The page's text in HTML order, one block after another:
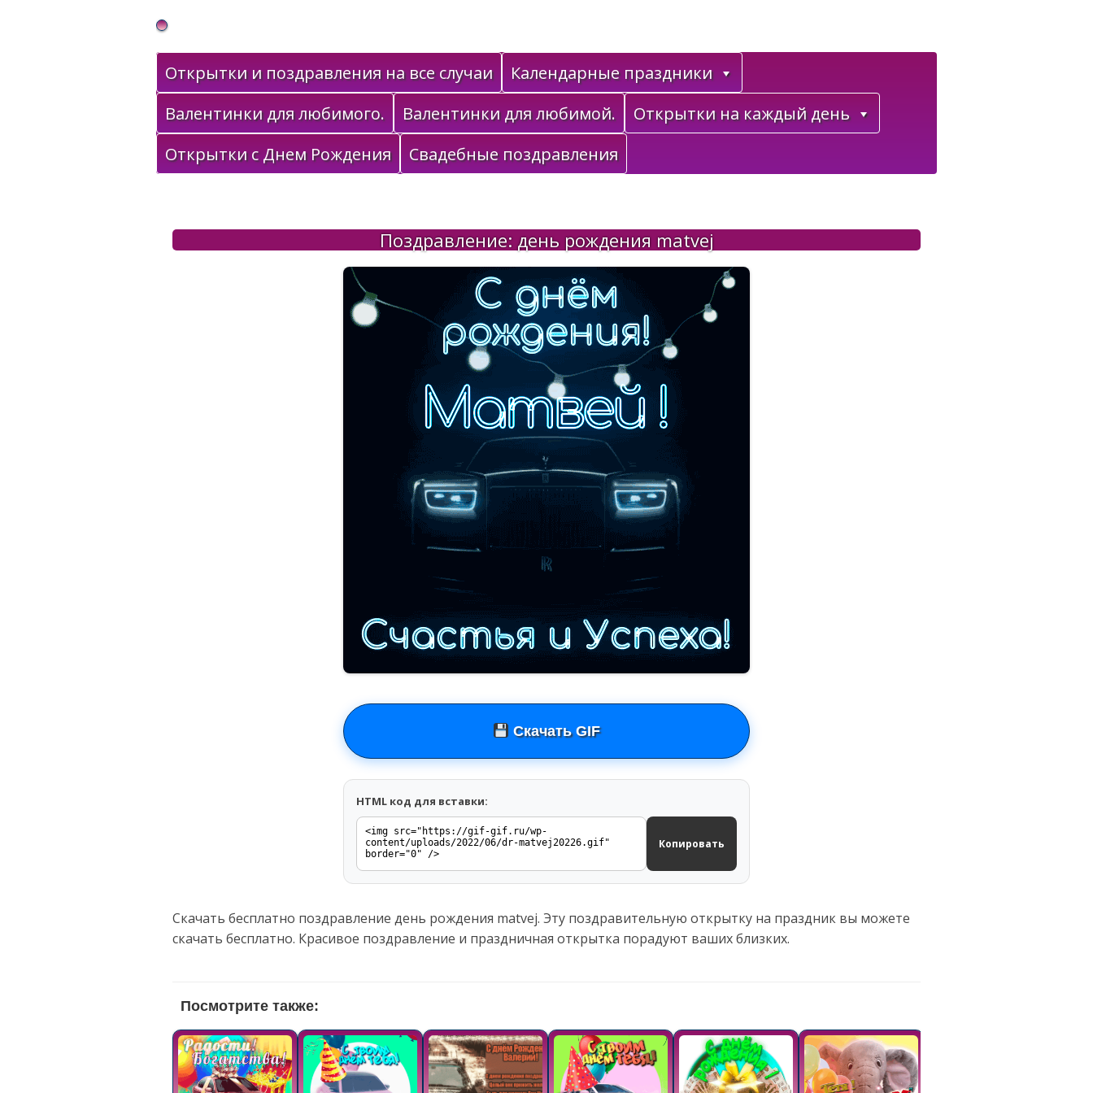
Gif Открытки в подарок
Открытки и поздравления на все случаи
Календарные праздники
Валентинки для любимого.
Валентинки для любимой.
Открытки на каждый день
Открытки с Днем Рождения
Свадебные поздравления
Поздравление: день рождения matvej
Скачать GIF
HTML код для вставки:
Копировать
Скачать бесплатно поздравление день рождения matvej. Эту поздравительную открытку на праздник вы можете
скачать бесплатно. Красивое поздравление и праздничная открытка порадуют ваших близких.
Посмотрите также: